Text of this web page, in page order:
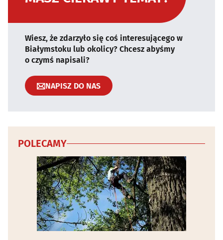
Wiesz, że zdarzyło się coś interesującego w
Białymstoku lub okolicy? Chcesz abyśmy
o czymś napisali?
NAPISZ DO NAS
POLECAMY